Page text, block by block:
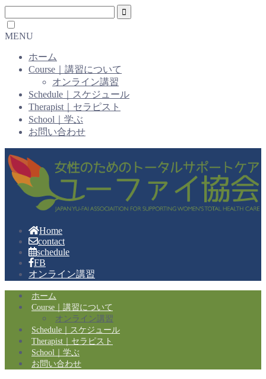
MENU
ホーム
Course｜講習について
オンライン講習
Schedule｜スケジュール
Therapist｜セラピスト
School｜学ぶ
お問い合わせ
Home
contact
schedule
FB
オンライン講習
ホーム
Course｜講習について
オンライン講習
Schedule｜スケジュール
Therapist｜セラピスト
School｜学ぶ
お問い合わせ